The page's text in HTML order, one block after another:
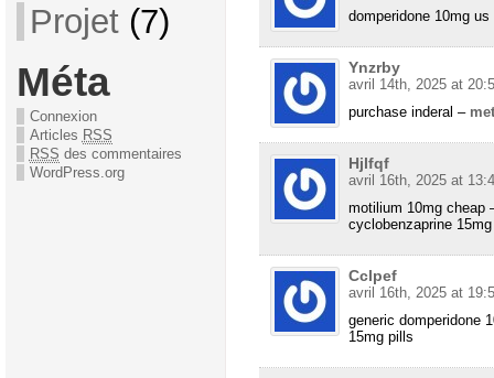
Projet(7)
Méta
Connexion
Articles RSS
RSS des commentaires
WordPress.org
domperidone 10mg
Ynzrby
avril 14th, 2025 at
purchase inderal –
Hjlfqf
avril 16th, 2025 at
motilium 10mg cheap
cyclobenzaprine
Cclpef
avril 16th, 2025 at
generic domperidone
15mg pills